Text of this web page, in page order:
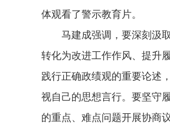
体观看了警示教育片。
马建成强调，要深刻汲
转化为改进工作作风、提升
践行正确政绩观的重要论述
视自己的思想言行。要坚守
的重点、难点问题开展协商